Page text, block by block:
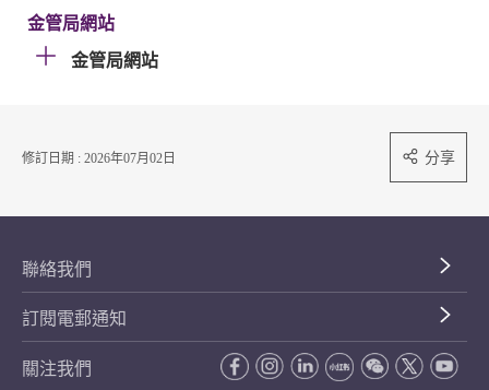
金管局網站
金管局網站
修訂日期 : 2026年07月02日 分享
聯絡我們
訂閱電郵通知
關注我們